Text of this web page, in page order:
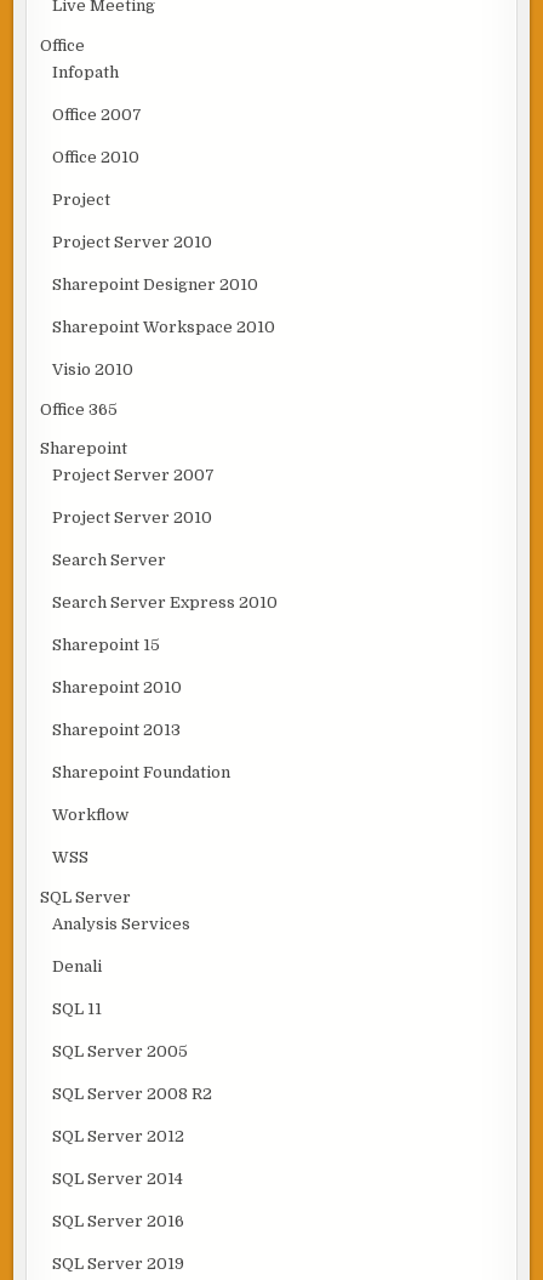
Live Meeting
Office
Infopath
Office 2007
Office 2010
Project
Project Server 2010
Sharepoint Designer 2010
Sharepoint Workspace 2010
Visio 2010
Office 365
Sharepoint
Project Server 2007
Project Server 2010
Search Server
Search Server Express 2010
Sharepoint 15
Sharepoint 2010
Sharepoint 2013
Sharepoint Foundation
Workflow
WSS
SQL Server
Analysis Services
Denali
SQL 11
SQL Server 2005
SQL Server 2008 R2
SQL Server 2012
SQL Server 2014
SQL Server 2016
SQL Server 2019